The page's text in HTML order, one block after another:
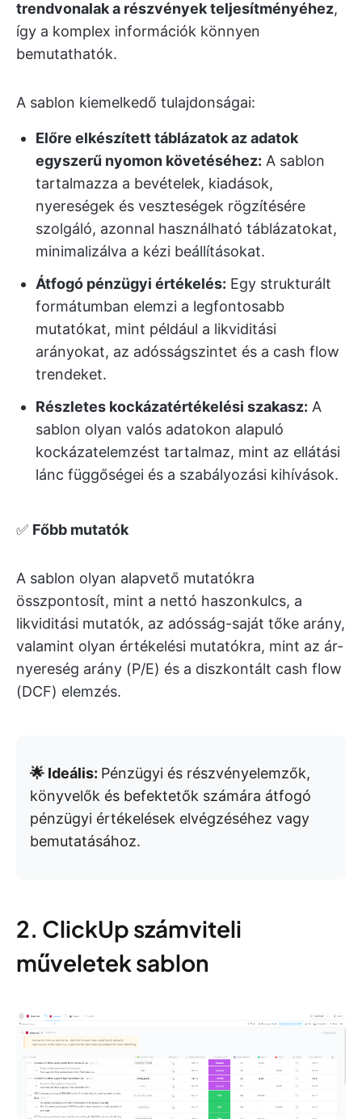
trendvonalak a részvények teljesítményéhez,
így a komplex információk könnyen
bemutathatók.
A sablon kiemelkedő tulajdonságai:
Előre elkészített táblázatok az adatok
egyszerű nyomon követéséhez: A sablon
tartalmazza a bevételek, kiadások,
nyereségek és veszteségek rögzítésére
szolgáló, azonnal használható táblázatokat,
minimalizálva a kézi beállításokat.
Átfogó pénzügyi értékelés: Egy strukturált
formátumban elemzi a legfontosabb
mutatókat, mint például a likviditási
arányokat, az adósságszintet és a cash flow
trendeket.
Részletes kockázatértékelési szakasz: A
sablon olyan valós adatokon alapuló
kockázatelemzést tartalmaz, mint az ellátási
lánc függőségei és a szabályozási kihívások.
✅ Főbb mutatók
A sablon olyan alapvető mutatókra
összpontosít, mint a nettó haszonkulcs, a
likviditási mutatók, az adósság-saját tőke arány,
valamint olyan értékelési mutatókra, mint az ár-
nyereség arány (P/E) és a diszkontált cash flow
(DCF) elemzés.
🌟 Ideális: Pénzügyi és részvényelemzők,
könyvelők és befektetők számára átfogó
pénzügyi értékelések elvégzéséhez vagy
bemutatásához.
2. ClickUp számviteli
műveletek sablon